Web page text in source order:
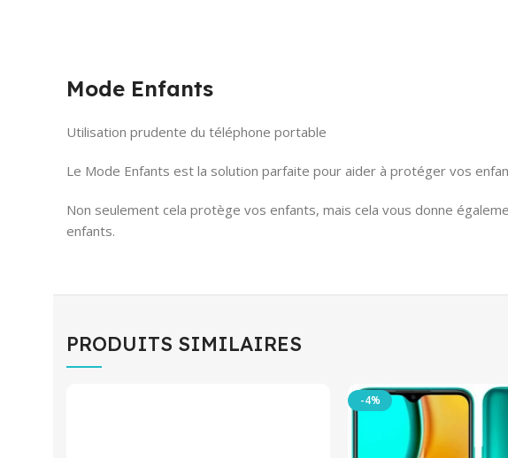
Mode Enfants
Utilisation prudente du téléphone portable
Le Mode Enfants est la solution parfaite pour aider à protéger vos
Non seulement cela protège vos enfants, mais cela vous donne
enfants.
PRODUITS SIMILAIRES
-4%